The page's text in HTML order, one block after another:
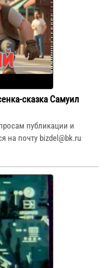
сказка Самуил
публикации и
на почту bizdel@bk.ru